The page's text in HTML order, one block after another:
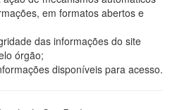
em formatos abertos e
das informações do site
órgão;
disponíveis para acesso.